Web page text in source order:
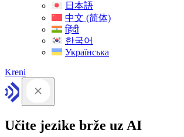
日本語
中文 (简体)
हिंदी
한국어
Українська
Kreni
Učite jezike brže uz AI